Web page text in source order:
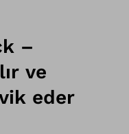
–
ve
eder